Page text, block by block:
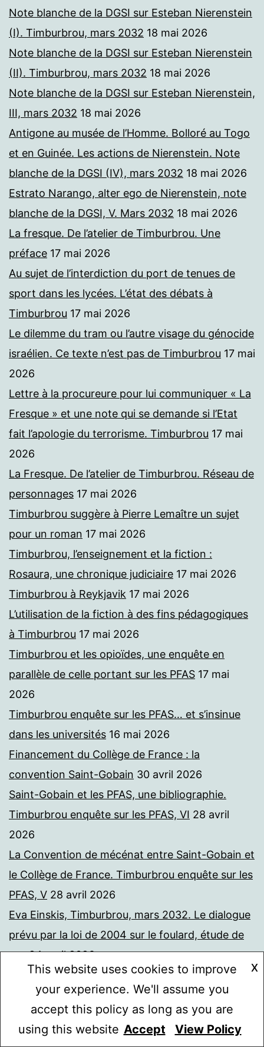
Note blanche de la DGSI sur Esteban Nierenstein
(I). Timburbrou, mars 2032 18 mai 2026
Note blanche de la DGSI sur Esteban Nierenstein
(II). Timburbrou, mars 2032 18 mai 2026
Note blanche de la DGSI sur Esteban Nierenstein,
III, mars 2032 18 mai 2026
Antigone au musée de l’Homme. Bolloré au Togo
et en Guinée. Les actions de Nierenstein. Note
blanche de la DGSI (IV), mars 2032 18 mai 2026
Estrato Narango, alter ego de Nierenstein, note
blanche de la DGSI, V. Mars 2032 18 mai 2026
La fresque. De l’atelier de Timburbrou. Une
préface 17 mai 2026
Au sujet de l’interdiction du port de tenues de
sport dans les lycées. L’état des débats à
Timburbrou 17 mai 2026
Le dilemme du tram ou l’autre visage du génocide
israélien. Ce texte n’est pas de Timburbrou 17 mai
2026
Lettre à la procureure pour lui communiquer « La
Fresque » et une note qui se demande si l’Etat
fait l’apologie du terrorisme. Timburbrou 17 mai
2026
La Fresque. De l’atelier de Timburbrou. Réseau de
personnages 17 mai 2026
Timburbrou suggère à Pierre Lemaître un sujet
pour un roman 17 mai 2026
Timburbrou, l’enseignement et la fiction :
Rosaura, une chronique judiciaire 17 mai 2026
Timburbrou à Reykjavik 17 mai 2026
L’utilisation de la fiction à des fins pédagogiques
à Timburbrou 17 mai 2026
Timburbrou et les opioïdes, une enquête en
parallèle de celle portant sur les PFAS 17 mai
2026
Timburbrou enquête sur les PFAS… et s’insinue
dans les universités 16 mai 2026
Financement du Collège de France : la
convention Saint-Gobain 30 avril 2026
Saint-Gobain et les PFAS, une bibliographie.
Timburbrou enquête sur les PFAS, VI 28 avril
2026
La Convention de mécénat entre Saint-Gobain et
le Collège de France. Timburbrou enquête sur les
PFAS, V 28 avril 2026
Eva Einskis, Timburbrou, mars 2032. Le dialogue
prévu par la loi de 2004 sur le foulard, étude de
cas 24 avril 2026
Palimpsestes sonores 22 avril 2026
Sagnarnet 16 avril 2026
Er Timburbrú til? 12 avril 2026
Sur la loi de 2004. Interrogation du référent
This website uses cookies to improve
your experience. We'll assume you
accept this policy as long as you are
using this website
X
Accept View Policy
Mode sombre :